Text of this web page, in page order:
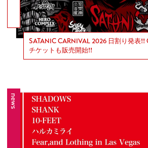
SATANIC CARNIVAL 2026 日割り発表!!
チケットも販売開始!!
news